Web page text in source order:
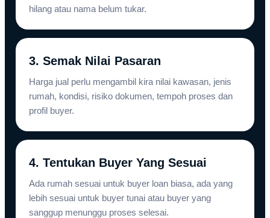
hilang atau nama belum tukar.
3. Semak Nilai Pasaran
Harga jual perlu mengambil kira nilai kawasan, jenis
rumah, kondisi, risiko dokumen, tempoh proses dan
profil buyer.
4. Tentukan Buyer Yang Sesuai
Ada rumah sesuai untuk buyer loan biasa, ada yang
lebih sesuai untuk buyer tunai atau buyer yang
sanggup menunggu proses selesai.